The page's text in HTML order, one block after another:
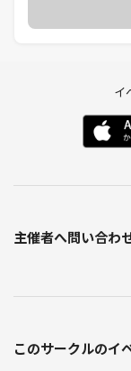
イ
主催者へ問い合わ
このサークルのイ